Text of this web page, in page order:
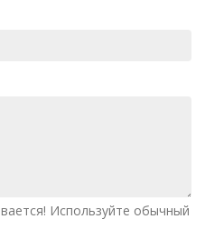
Используйте обычный